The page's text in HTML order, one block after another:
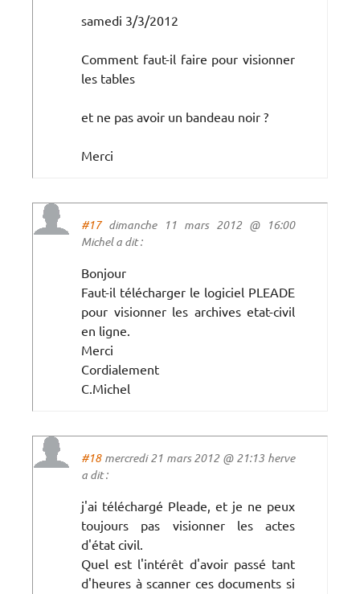
samedi 3/3/2012
Comment faut-il faire pour visionner
les tables
et ne pas avoir un bandeau noir ?
Merci
#17dimanche 11 mars 2012 @ 16:00
Michel a dit :
Bonjour
Faut-il télécharger le logiciel PLEADE
pour visionner les archives etat-civil
en ligne.
Merci
Cordialement
C.Michel
#18mercredi 21 mars 2012 @ 21:13 herve
a dit :
j'ai téléchargé Pleade, et je ne peux
toujours pas visionner les actes
d'état civil.
Quel est l'intérêt d'avoir passé tant
d'heures à scanner ces documents si